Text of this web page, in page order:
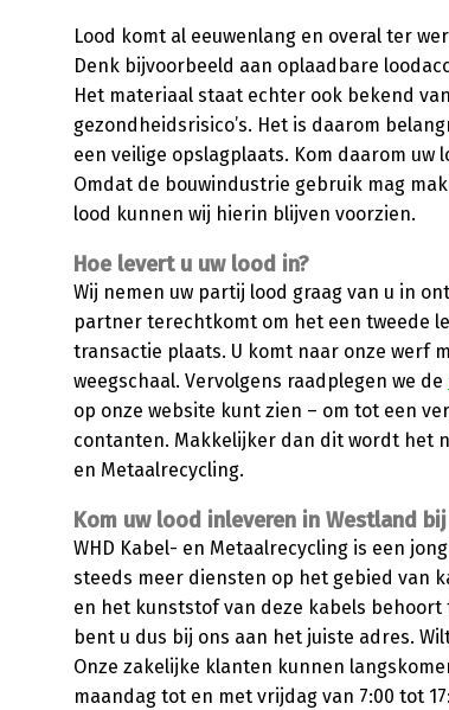
Lood komt al eeuwenlang en overal ter
Denk bijvoorbeeld aan oplaadbare
Het materiaal staat echter ook bekend
gezondheidsrisico’s. Het is daarom
een veilige opslagplaats. Kom daarom uw
Omdat de bouwindustrie gebruik mag
lood kunnen wij hierin blijven voorzien.
Hoe levert u uw lood in?
Wij nemen uw partij lood graag van u in
partner terechtkomt om het een tweede
transactie plaats. U komt naar onze werf
weegschaal. Vervolgens raadplegen we de
op onze website kunt zien – om tot een
contanten. Makkelijker dan dit wordt het
en Metaalrecycling.
Kom uw lood inleveren in Westland
WHD Kabel- en Metaalrecycling is een
steeds meer diensten op het gebied van
en het kunststof van deze kabels
bent u dus bij ons aan het juiste adres.
Onze zakelijke klanten kunnen
maandag tot en met vrijdag van 7:00 tot